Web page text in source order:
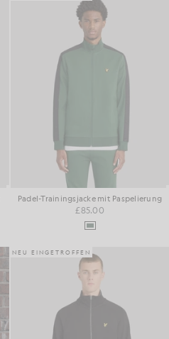
Padel-Trainingsjacke mit Paspelierung
£85.00
NEU EINGETROFFEN